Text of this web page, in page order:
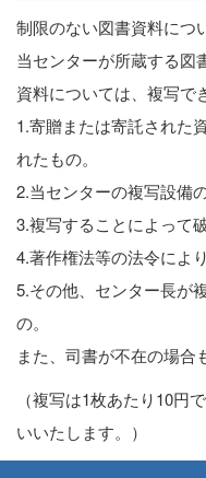
制限のない図書資料につ
当センターが所蔵する図
資料については、複写で
1.寄贈または寄託された
れたもの。
2.当センターの複写設備
3.複写することによって
4.著作権法等の法令によ
5.その他、センター長が
の。
また、司書が不在の場合
（複写は1枚あたり10円
いいたします。）